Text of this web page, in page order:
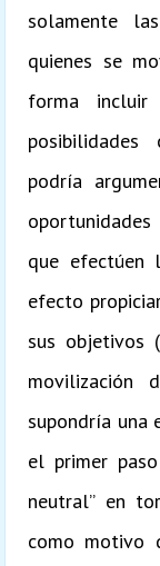
solamente
quienes se
forma incluir
posibilidades
podría
que efectúen
efecto
sus objetivos
movilización
supondría una
el primer
neutral” en
como motivo